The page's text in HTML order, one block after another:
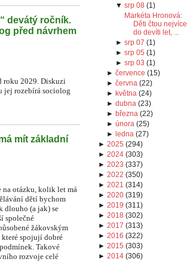
devátý ročník.
před návrhem
roku 2029. Diskuzi
jej rozebírá sociolog
mít základní
na otázku, kolik let má
dětí bychom
dlouho (a jak) se
společné
žákovským
které spojují dobré
Takové
rozvoje celé
▼ srp 08 (1)
Markéta Hronová:
Děti čtou nejvíce
do devíti let, ...
► srp 07 (1)
► srp 05 (1)
► srp 03 (1)
►července (15)
►června (22)
► května (24)
►dubna (23)
► března (22)
►února (25)
► ledna (27)
► 2025 (294)
► 2024 (303)
► 2023 (337)
► 2022 (350)
► 2021 (314)
► 2020 (319)
► 2019 (311)
► 2018 (302)
► 2017 (313)
► 2016 (322)
► 2015 (303)
► 2014 (306)